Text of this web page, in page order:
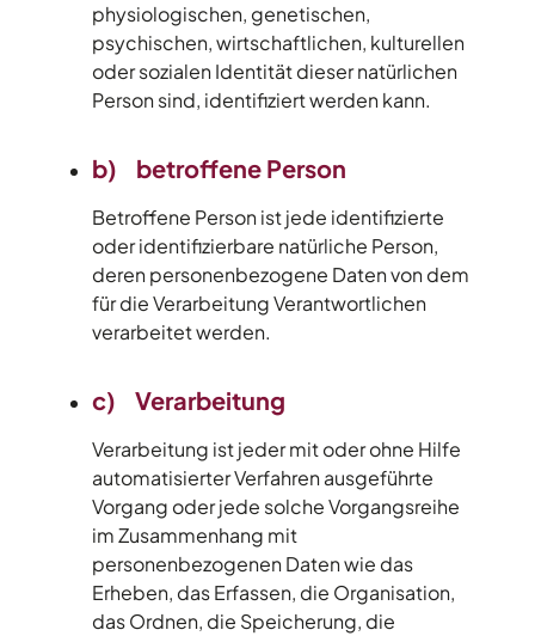
physiologischen, genetischen,
psychischen, wirtschaftlichen, kulturellen
oder sozialen Identität dieser natürlichen
Person sind, identifiziert werden kann.
b) betroffene Person
Betroffene Person ist jede identifizierte
oder identifizierbare natürliche Person,
deren personenbezogene Daten von dem
für die Verarbeitung Verantwortlichen
verarbeitet werden.
c) Verarbeitung
Verarbeitung ist jeder mit oder ohne Hilfe
automatisierter Verfahren ausgeführte
Vorgang oder jede solche Vorgangsreihe
im Zusammenhang mit
personenbezogenen Daten wie das
Erheben, das Erfassen, die Organisation,
das Ordnen, die Speicherung, die